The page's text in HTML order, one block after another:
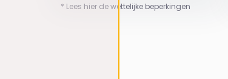
* Lees hier de wettelijke beperkingen